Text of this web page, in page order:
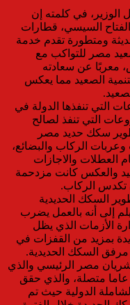
الوزير، في كلمته إن
السيسي، قطارات
ومتطورة تقدم خدمة
مصر للتواكب مع
معربًا عن سعادته
الصعيد مما يعكس
التي تنفذها الدولة في
التي تنفذ لصالح
سكك حديد مصر
الركاب والبضائع،
العطلات والاجازات
والعكس كانت مزدحمة
تكدس الركاب.
السكك الحديدية
إلى أنه بالعمل يضرب
الأزمات الذي يظل
بمزيد من القفزات في
مرفق السكك الحديدية.
شريان مصر الرئيسي والذي
عانى من غياب التطوير الشامل لنحو 65 عاما متصلة، والذي حقق
الدولية حيث تم